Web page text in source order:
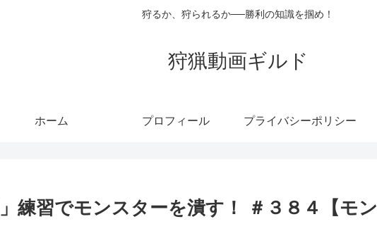
狩るか、狩られるか──勝利の知識を掴め！
狩猟動画ギルド
ホーム プロフィール プライバシーポリシー
練習でモンスターを潰す！ ＃３８４【モン